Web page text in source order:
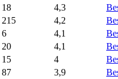
18 4,3
215 4,2
6 4,1
20 4,1
15 4
87 3,9